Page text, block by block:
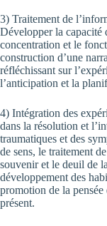
3) Traitement de
Développer la capacité
concentration et le
construction d’une
réfléchissant sur
l’anticipation et la
4) Intégration des
dans la résolution et
traumatiques et des
de sens, le traitement
souvenir et le deuil de
développement des
promotion de la
présent.